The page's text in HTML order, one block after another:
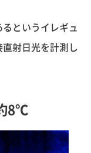
というイレギュ
射日光を計測し
8℃